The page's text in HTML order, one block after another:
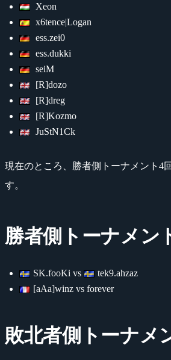
Xeon
x6tence|Logan
ess.zei0
ess.dukki
seiM
[R]dozo
[R]dreg
[R]Kozmo
JuStN1Ck
現在のところ、勝者側トーナメント4
す。
勝者側トーナメン
SK.fooKi vs
tek9.ahzaz
[aAa]winz vs forever
敗北者側トーナメ